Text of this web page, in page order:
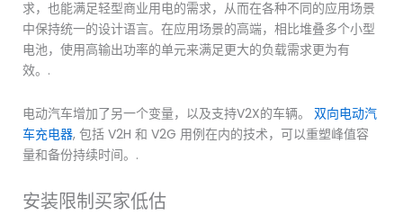
求，也能满足轻型商业用电的需求，从而在各种不同的应用场景
中保持统一的设计语言。在应用场景的高端，相比堆叠多个小型
电池，使用高输出功率的单元来满足更大的负载需求更为有
效。.
电动汽车增加了另一个变量，以及支持V2X的车辆。 双向电动汽
车充电器, 包括 V2H 和 V2G 用例在内的技术，可以重塑峰值容
量和备份持续时间。.
安装限制买家低估